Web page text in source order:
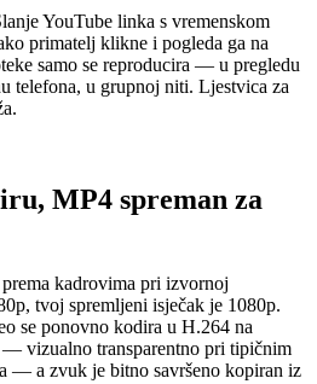
YouTube linka s vremenskom
primatelj klikne i pogleda ga na
samo se reproducira — u pregledu
telefona, u grupnoj niti. Ljestvica za
MP4 spreman za
kadrovima pri izvornoj
tvoj spremljeni isječak je 1080p.
se ponovno kodira u H.264 na
vizualno transparentno pri tipičnim
— a zvuk je bitno savršeno kopiran iz